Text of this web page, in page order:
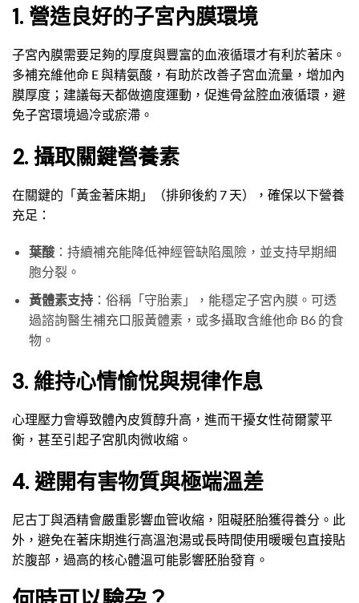
1. 營造良好的子宮內膜環境
子宮內膜需要足夠的厚度與豐富的血液循環才有利於著床。
多補充維他命 E 與精氨酸，有助於改善子宮血流量，增加內
膜厚度；建議每天都做適度運動，促進骨盆腔血液循環，避
免子宮環境過冷或瘀滯。
2. 攝取關鍵營養素
在關鍵的「黃金著床期」（排卵後約 7 天），確保以下營養
充足：
葉酸：持續補充能降低神經管缺陷風險，並支持早期細
胞分裂。
黃體素支持：俗稱「守胎素」，能穩定子宮內膜。可透
過諮詢醫生補充口服黃體素，或多攝取含維他命 B6 的食
物。
3. 維持心情愉悅與規律作息
心理壓力會導致體內皮質醇升高，進而干擾女性荷爾蒙平
衡，甚至引起子宮肌肉微收縮。
4. 避開有害物質與極端溫差
尼古丁與酒精會嚴重影響血管收縮，阻礙胚胎獲得養分。此
外，避免在著床期進行高溫泡湯或長時間使用暖暖包直接貼
於腹部，過高的核心體溫可能影響胚胎發育。